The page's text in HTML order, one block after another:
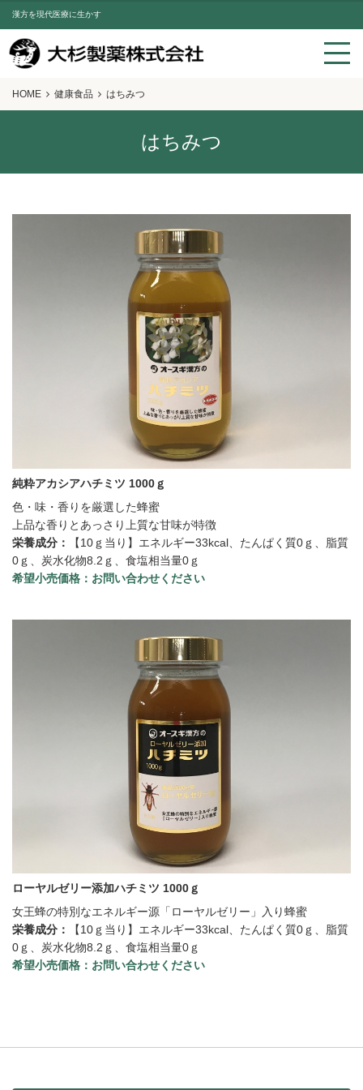
漢方を現代医療に生かす
HOME 健康食品 はちみつ
はちみつ
純粋アカシアハチミツ 1000ｇ
色・味・香りを厳選した蜂蜜
上品な香りとあっさり上質な甘味が特徴
栄養成分：
【10ｇ当り】エネルギー33kcal、たんぱく質0ｇ、脂質
0ｇ、炭水化物8.2ｇ、食塩相当量0ｇ
希望小売価格： お問い合わせください
ローヤルゼリー添加ハチミツ 1000ｇ
女王蜂の特別なエネルギー源「ローヤルゼリー」入り蜂蜜
栄養成分：
【10ｇ当り】エネルギー33kcal、たんぱく質0ｇ、脂質
0ｇ、炭水化物8.2ｇ、食塩相当量0ｇ
希望小売価格： お問い合わせください